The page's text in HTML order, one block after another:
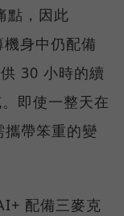
點，因此
身中仍配備
30 小時的續
即使一整天在
帶笨重的變
配備三麥克